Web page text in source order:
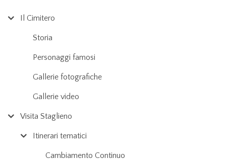
Il Cimitero
Storia
Personaggi famosi
Gallerie fotografiche
Gallerie video
Visita Staglieno
Itinerari tematici
Cambiamento Continuo